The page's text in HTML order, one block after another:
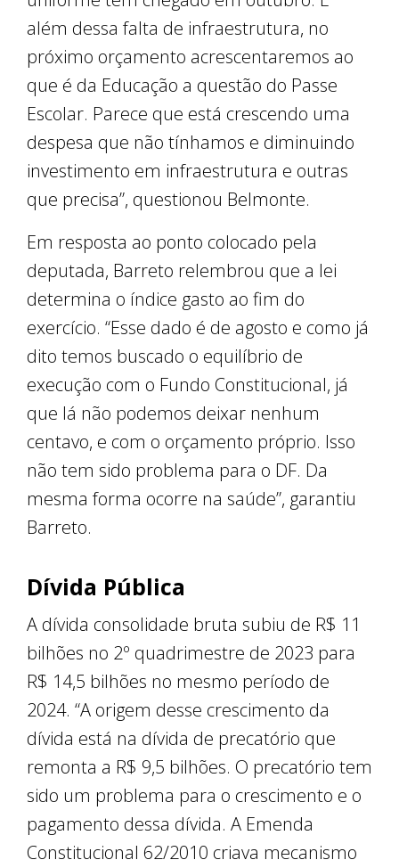
além dessa falta de infraestrutura, no
próximo orçamento acrescentaremos ao
que é da Educação a questão do Passe
Escolar. Parece que está crescendo uma
despesa que não tínhamos e diminuindo
investimento em infraestrutura e outras
que precisa”, questionou Belmonte.
Em resposta ao ponto colocado pela
deputada, Barreto relembrou que a lei
determina o índice gasto ao fim do
exercício. “Esse dado é de agosto e como já
dito temos buscado o equilíbrio de
execução com o Fundo Constitucional, já
que lá não podemos deixar nenhum
centavo, e com o orçamento próprio. Isso
não tem sido problema para o DF. Da
mesma forma ocorre na saúde”, garantiu
Barreto.
Dívida Pública
A dívida consolidade bruta subiu de R$ 11
bilhões no 2º quadrimestre de 2023 para
R$ 14,5 bilhões no mesmo período de
2024. “A origem desse crescimento da
dívida está na dívida de precatório que
remonta a R$ 9,5 bilhões. O precatório tem
sido um problema para o crescimento e o
pagamento dessa dívida. A Emenda
Constitucional 62/2010 criava mecanismo